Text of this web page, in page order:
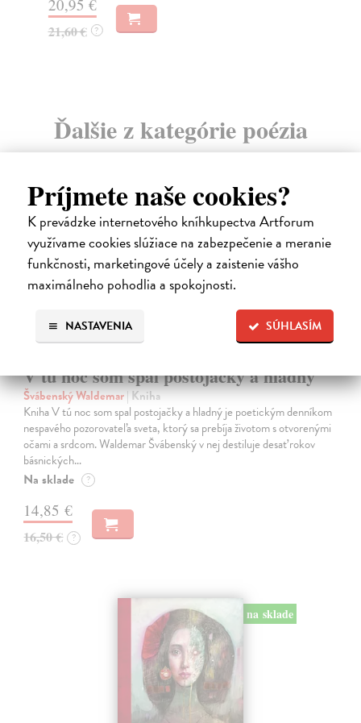
Príjmete naše cookies?
K prevádzke internetového kníhkupectva Artforum
využívame cookies slúžiace na zabezpečenie a meranie
funkčnosti, marketingové účely a zaistenie vášho
maximálneho pohodlia a spokojnosti.
SÚHLASÍM
NASTAVENIA
20,95 €
21,60 € ?
Ďalšie z kategórie poézia
na sklade
V tú noc som spal postojačky a hladný
Švábenský Waldemar| Kniha
Kniha V tú noc som spal postojačky a hladný je poetickým denníkom
nespavého pozorovateľa sveta, ktorý sa prebíja životom s otvorenými
očami a srdcom. Waldemar Švábenský v nej destiluje desať rokov
básnických…
Na sklade ?
14,85 €
16,50 € ?
na sklade